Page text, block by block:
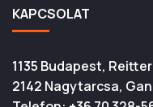
KAPCSOLAT
1135 Budapest,
2142 Nagytarcsa,